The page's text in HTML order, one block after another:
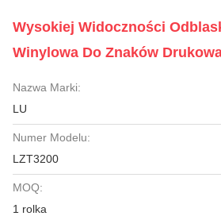
Wysokiej Widoczności
Winylowa Do Znaków
Nazwa Marki:
LU
Numer Modelu:
LZT3200
MOQ:
1 rolka